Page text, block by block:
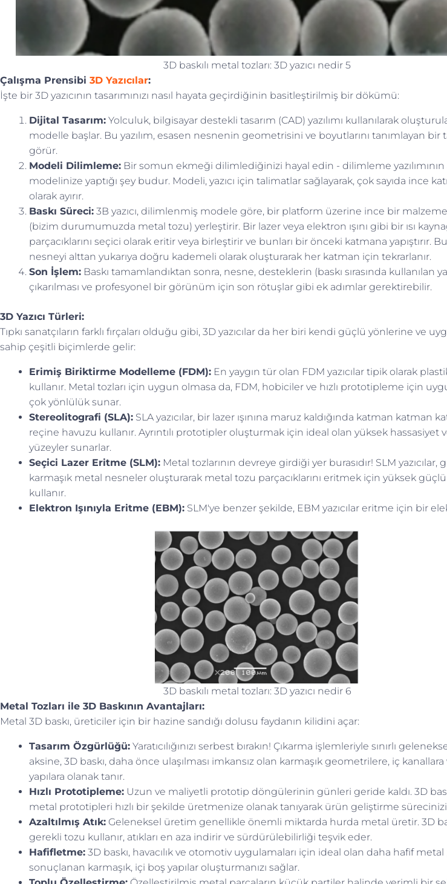
3D baskılı metal tozları: 3D yazıcı nedir 5
Çalışma Prensibi 3D Yazıcılar:
İşte bir 3D yazıcının tasarımınızı nasıl hayata geçirdiğinin basitleştirilmiş bir dökümü:
Dijital Tasarım: Yolculuk, bilgisayar destekli tasarım (CAD) yazılımı kullanılarak
modelle başlar. Bu yazılım, esasen nesnenin geometrisini ve boyutlarını tanımlayan bir
görür.
Modeli Dilimleme: Bir somun ekmeği dilimlediğinizi hayal edin - dilimleme yazılımının
modelinize yaptığı şey budur. Modeli, yazıcı için talimatlar sağlayarak, çok sayıda ince
olarak ayırır.
Baskı Süreci: 3B yazıcı, dilimlenmiş modele göre, bir platform üzerine ince bir malzeme
(bizim durumumuzda metal tozu) yerleştirir. Bir lazer veya elektron ışını gibi bir ısı
parçacıklarını seçici olarak eritir veya birleştirir ve bunları bir önceki katmana yapıştırır.
nesneyi alttan yukarıya doğru kademeli olarak oluşturarak her katman için tekrarlanır.
Son İşlem: Baskı tamamlandıktan sonra, nesne, desteklerin (baskı sırasında kullanılan
çıkarılması ve profesyonel bir görünüm için son rötuşlar gibi ek adımlar gerektirebilir.
3D Yazıcı Türleri:
Tıpkı sanatçıların farklı fırçaları olduğu gibi, 3D yazıcılar da her biri kendi güçlü yönlerine ve
sahip çeşitli biçimlerde gelir:
Erimiş Biriktirme Modelleme (FDM): En yaygın tür olan FDM yazıcılar tipik olarak
kullanır. Metal tozları için uygun olmasa da, FDM, hobiciler ve hızlı prototipleme için
çok yönlülük sunar.
Stereolitografi (SLA): SLA yazıcılar, bir lazer ışınına maruz kaldığında katman katman
reçine havuzu kullanır. Ayrıntılı prototipler oluşturmak için ideal olan yüksek hassasiyet
yüzeyler sunarlar.
Seçici Lazer Eritme (SLM): Metal tozlarının devreye girdiği yer burasıdır! SLM yazıcılar,
karmaşık metal nesneler oluşturarak metal tozu parçacıklarını eritmek için yüksek
kullanır.
Elektron Işınıyla Eritme (EBM): SLM'ye benzer şekilde, EBM yazıcılar eritme için bir
3D baskılı metal tozları: 3D yazıcı nedir 6
Metal Tozları ile 3D Baskının Avantajları:
Metal 3D baskı, üreticiler için bir hazine sandığı dolusu faydanın kilidini açar:
Tasarım Özgürlüğü: Yaratıcılığınızı serbest bırakın! Çıkarma işlemleriyle sınırlı
aksine, 3D baskı, daha önce ulaşılması imkansız olan karmaşık geometrilere, iç
yapılara olanak tanır.
Hızlı Prototipleme: Uzun ve maliyetli prototip döngülerinin günleri geride kaldı. 3D
metal prototipleri hızlı bir şekilde üretmenize olanak tanıyarak ürün geliştirme sürecinizi
Azaltılmış Atık: Geleneksel üretim genellikle önemli miktarda hurda metal üretir. 3D
gerekli tozu kullanır, atıkları en aza indirir ve sürdürülebilirliği teşvik eder.
Hafifletme: 3D baskı, havacılık ve otomotiv uygulamaları için ideal olan daha hafif metal
sonuçlanan karmaşık, içi boş yapılar oluşturmanızı sağlar.